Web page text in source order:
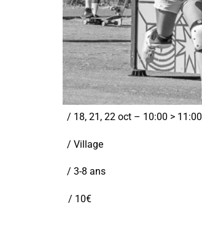
/ 18, 21, 22 oct – 10:00 > 11:00
/ Village
/ 3-8 ans
/ 10€